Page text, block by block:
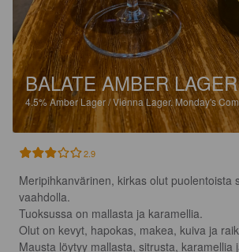
BALATE AMBER LAGER
4.5%Amber Lager / Vienna Lager.Monday's
2.9
Meripihkanvärinen, kirkas olut puolentoista
vaahdolla.
Tuoksussa on mallasta ja karamellia.
Olut on kevyt, hapokas, makea, kuiva ja
Mausta löytyy mallasta, sitrusta, karamellia